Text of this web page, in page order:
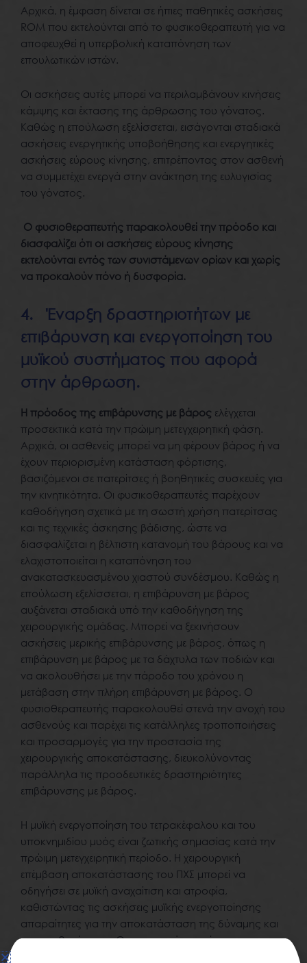
Αρχικά, η έμφαση δίνεται σε ήπιες παθητικές ασκήσεις
ROM που εκτελούνται από το φυσικοθεραπευτή για να
αποφευχθεί η υπερβολική καταπόνηση των
επουλωτικών ιστών.
Οι ασκήσεις αυτές μπορεί να περιλαμβάνουν κινήσεις
κάμψης και έκτασης της άρθρωσης του γόνατος.
Καθώς η επούλωση εξελίσσεται, εισάγονται σταδιακά
ασκήσεις ενεργητικής υποβοήθησης και ενεργητικές
ασκήσεις εύρους κίνησης, επιτρέποντας στον ασθενή
να συμμετέχει ενεργά στην ανάκτηση της ευλυγισίας
του γόνατος.
Ο φυσιοθεραπευτής παρακολουθεί την πρόοδο και
διασφαλίζει ότι οι ασκήσεις εύρους κίνησης
εκτελούνται εντός των συνιστάμενων ορίων και χωρίς
να προκαλούν πόνο ή δυσφορία.
4. Έναρξη δραστηριοτήτων με
επιβάρυνση και ενεργοποίηση του
μυϊκού συστήματος που αφορά
στην άρθρωση.
Η πρόοδος της επιβάρυνσης με βάρος ελέγχεται
προσεκτικά κατά την πρώιμη μετεγχειρητική φάση.
Αρχικά, οι ασθενείς μπορεί να μη φέρουν βάρος ή να
έχουν περιορισμένη κατάσταση φόρτισης,
βασιζόμενοι σε πατερίτσες ή βοηθητικές συσκευές για
την κινητικότητα. Οι φυσικοθεραπευτές παρέχουν
καθοδήγηση σχετικά με τη σωστή χρήση πατερίτσας
και τις τεχνικές άσκησης βάδισης, ώστε να
διασφαλίζεται η βέλτιστη κατανομή του βάρους και να
ελαχιστοποιείται η καταπόνηση του
ανακατασκευασμένου χιαστού συνδέσμου. Καθώς η
επούλωση εξελίσσεται, η επιβάρυνση με βάρος
αυξάνεται σταδιακά υπό την καθοδήγηση της
χειρουργικής ομάδας. Μπορεί να ξεκινήσουν
ασκήσεις μερικής επιβάρυνσης με βάρος, όπως η
επιβάρυνση με βάρος με τα δάχτυλα των ποδιών και
να ακολουθήσει με την πάροδο του χρόνου η
μετάβαση στην πλήρη επιβάρυνση με βάρος. Ο
φυσιοθεραπευτής παρακολουθεί στενά την ανοχή του
ασθενούς και παρέχει τις κατάλληλες τροποποιήσεις
και προσαρμογές για την προστασία της
χειρουργικής αποκατάστασης, διευκολύνοντας
παράλληλα τις προοδευτικές δραστηριότητες
επιβάρυνσης με βάρος.
Η μυϊκή ενεργοποίηση του τετρακέφαλου και του
υποκνημιδίου μυός είναι ζωτικής σημασίας κατά την
πρώιμη μετεγχειρητική περίοδο. Η χειρουργική
επέμβαση αποκατάστασης του ΠΧΣ μπορεί να
οδηγήσει σε μυϊκή αναχαίτιση και ατροφία,
καθιστώντας τις ασκήσεις μυϊκής ενεργοποίησης
απαραίτητες για την αποκατάσταση της δύναμης και
της σταθερότητας. Οι ισομετρικές ασκήσεις, που